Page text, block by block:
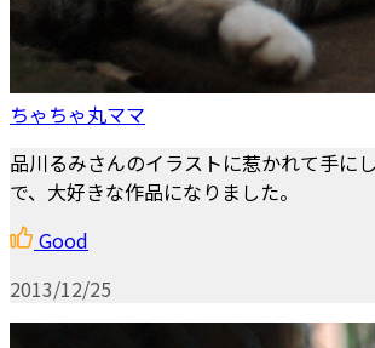
ちゃちゃ丸ママ
品川るみさんのイラストに惹かれて手に
で、大好きな作品になりました。
Good
2013/12/25